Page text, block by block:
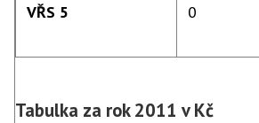
Tabulka za rok 2011 v Kč
VŘS 5 0